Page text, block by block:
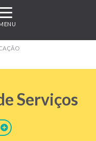
Expandir/recolher
navegação
Serviços